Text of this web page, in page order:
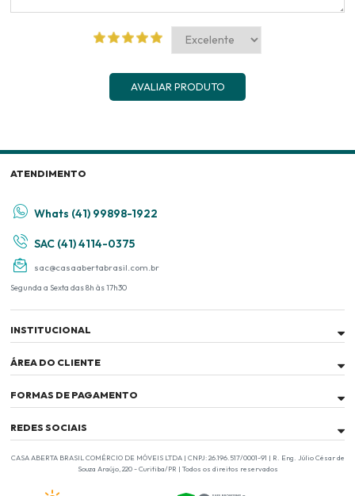
AVALIAR PRODUTO
ATENDIMENTO
Whats (41) 99898-1922
SAC (41) 4114-0375
sac@casaabertabrasil.com.br
Segunda a Sexta das 8h às 17h30
INSTITUCIONAL
ÁREA DO CLIENTE
FORMAS DE PAGAMENTO
REDES SOCIAIS
CASA ABERTA BRASIL COMÉRCIO DE MÓVEIS LTDA | CNPJ: 26.196.517/0001-91 | R. Eng. Júlio César de
Souza Araújo, 220 - Curitiba/PR | Todos os direitos reservados